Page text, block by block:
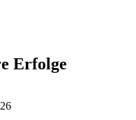
Erfolge